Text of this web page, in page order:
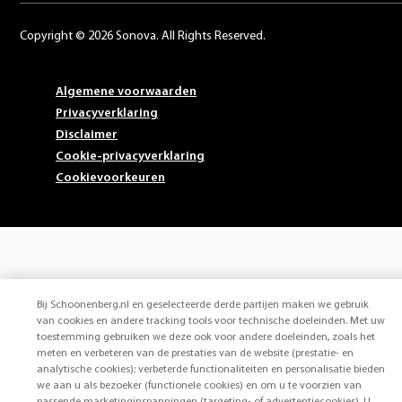
Copyright © 2026 Sonova. All Rights Reserved.
Algemene voorwaarden
Privacyverklaring
Disclaimer
Cookie-privacyverklaring
Cookievoorkeuren
Bij Schoonenberg.nl en geselecteerde derde partijen maken we gebruik
van cookies en andere tracking tools voor technische doeleinden. Met uw
toestemming gebruiken we deze ook voor andere doeleinden, zoals het
meten en verbeteren van de prestaties van de website (prestatie- en
analytische cookies); verbeterde functionaliteiten en personalisatie bieden
we aan u als bezoeker (functionele cookies) en om u te voorzien van